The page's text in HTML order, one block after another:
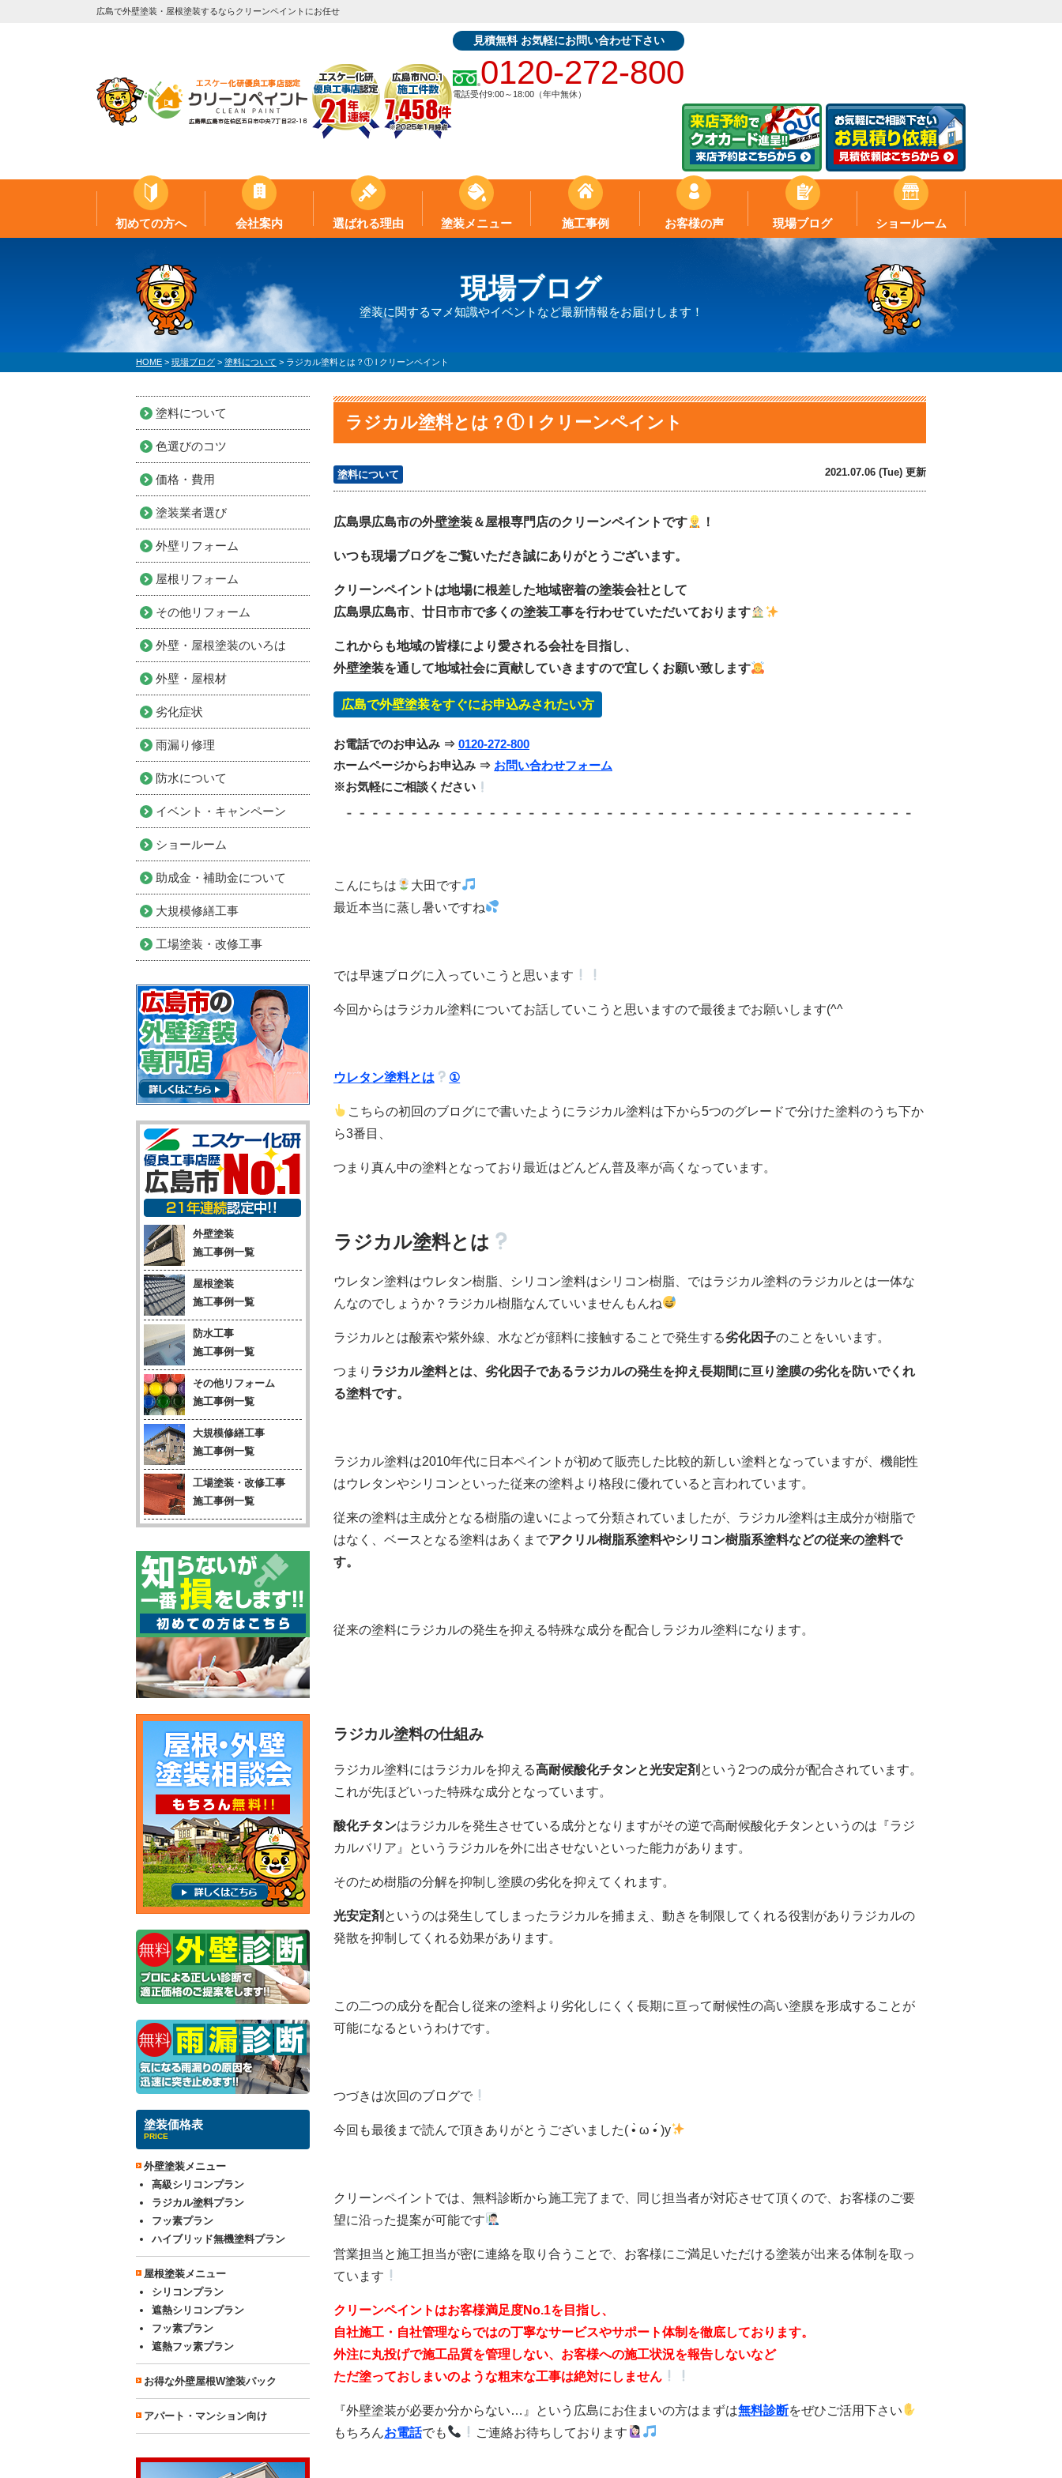
広島で外壁塗装・屋根塗装するならクリーンペイントにお任せ
見積無料 お気軽にお問い合わせ下さい
0120-272-800
電話受付9:00～18:00（年中無休）
初めての方へ 会社案内 選ばれる理由 塗装メニュー 施工事例 お客様の声 現場ブログ ショールーム
現場ブログ
塗装に関するマメ知識やイベントなど最新情報をお届けします！
HOME > 現場ブログ > 塗料について > ラジカル塗料とは？① l クリーンペイント
ラジカル塗料とは？① l クリーンペイント
塗料について 2021.07.06 (Tue) 更新
広島県広島市の外壁塗装＆屋根専門店のクリーンペイントです ！
いつも現場ブログをご覧いただき誠にありがとうございます。
クリーンペイントは地場に根差した地域密着の塗装会社として
広島県広島市、廿日市市で多くの塗装工事を行わせていただいております
これからも地域の皆様により愛される会社を目指し、
外壁塗装を通して地域社会に貢献していきますので宜しくお願い致します
広島で外壁塗装をすぐにお申込みされたい方
お電話でのお申込み ⇒ 0120-272-800
ホームページからお申込み ⇒ お問い合わせフォーム
※お気軽にご相談ください
こんにちは
大田です
最近本当に蒸し暑いですね
では早速ブログに入っていこうと思います
今回からはラジカル塗料についてお話していこうと思いますので最後までお願いします(^^ゞ
ウレタン塗料とは ①
こちらの初回のブログにで書いたようにラジカル塗料は下から5つのグレードで分けた塗料のうち下か
ら3番目、
つまり真ん中の塗料となっており最近はどんどん普及率が高くなっています。
ラジカル塗料とは
ウレタン塗料はウレタン樹脂、シリコン塗料はシリコン樹脂、ではラジカル塗料のラジカルとは一体な
んなのでしょうか？ラジカル樹脂なんていいませんもんね
ラジカルとは酸素や紫外線、水などが顔料に接触することで発生する劣化因子のことをいいます。
つまり ラジカル塗料とは、劣化因子であるラジカルの発生を抑え長期間に亘り塗膜の劣化を防いでくれ
る塗料です。
ラジカル塗料は2010年代に日本ペイントが初めて販売した比較的新しい塗料となっていますが、機能性
はウレタンやシリコンといった従来の塗料より格段に優れていると言われています。
従来の塗料は主成分となる樹脂の違いによって分類されていましたが、ラジカル塗料は主成分が樹脂で
はなく、ベースとなる塗料はあくまでアクリル樹脂系塗料やシリコン樹脂系塗料などの従来の塗料で
す。
従来の塗料にラジカルの発生を抑える特殊な成分を配合しラジカル塗料になります。
ラジカル塗料の仕組み
ラジカル塗料にはラジカルを抑える高耐候酸化チタンと光安定剤 という2つの成分が配合されています。
これが先ほどいった特殊な成分となっています。
酸化チタンはラジカルを発生させている成分となりますがその逆で高耐候酸化チタンというのは『ラジ
カルバリア』というラジカルを外に出させないといった能力があります。
そのため樹脂の分解を抑制し塗膜の劣化を抑えてくれます。
光安定剤 というのは発生してしまったラジカルを捕まえ、動きを制限してくれる役割がありラジカルの
発散を抑制してくれる効果があります。
この二つの成分を配合し従来の塗料より劣化しにくく長期に亘って耐候性の高い塗膜を形成することが
可能になるというわけです。
つづきは次回のブログで
今回も最後まで読んで頂きありがとうございました( •̀ ω •́ )y
クリーンペイントでは、無料診断から施工完了まで、同じ担当者が対応させて頂くので、お客様のご要
望に沿った提案が可能です
営業担当と施工担当が密に連絡を取り合うことで、お客様にご満足いただける塗装が出来る体制を取っ
ています
クリーンペイントはお客様満足度No.1を目指し、
自社施工・自社管理ならではの丁寧なサービスやサポート体制を徹底しております。
外注に丸投げで施工品質を管理しない、お客様への施工状況を報告しないなど
ただ塗っておしまいのような粗末な工事は絶対にしません
『外壁塗装が必要か分からない…』という広島にお住まいの方はまずは無料診断をぜひご活用下さい
もちろんお電話でも ご連絡お待ちしております
塗料について
色選びのコツ
価格・費用
塗装業者選び
外壁リフォーム
屋根リフォーム
その他リフォーム
外壁・屋根塗装のいろは
外壁・屋根材
劣化症状
雨漏り修理
防水について
イベント・キャンペーン
ショールーム
助成金・補助金について
大規模修繕工事
工場塗装・改修工事
外壁塗装
施工事例一覧
屋根塗装
施工事例一覧
防水工事
施工事例一覧
その他リフォーム
施工事例一覧
大規模修繕工事
施工事例一覧
工場塗装・改修工事
施工事例一覧
塗装価格表
PRICE
外壁塗装メニュー
高級シリコンプラン
ラジカル塗料プラン
フッ素プラン
ハイブリッド無機塗料プラン
屋根塗装メニュー
シリコンプラン
遮熱シリコンプラン
フッ素プラン
遮熱フッ素プラン
お得な外壁屋根W塗装パック
アパート・マンション向け